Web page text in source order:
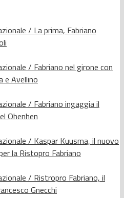
/ La prima, Fabriano
/ Fabriano nel girone con
e Avellino
/ Fabriano ingaggia il
Ohenhen
/ Kaspar Kuusma, il nuovo
la Ristopro Fabriano
/ Ristropro Fabriano, il
Gnecchi